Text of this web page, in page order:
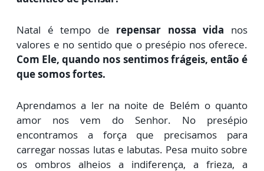
Natal é tempo de repensar nossa vida nos
valores e no sentido que o presépio nos oferece.
Com Ele, quando nos sentimos frágeis, então é
que somos fortes.
Aprendamos a ler na noite de Belém o quanto
amor nos vem do Senhor. No presépio
encontramos a força que precisamos para
carregar nossas lutas e labutas. Pesa muito sobre
os ombros alheios a indiferença, a frieza, a